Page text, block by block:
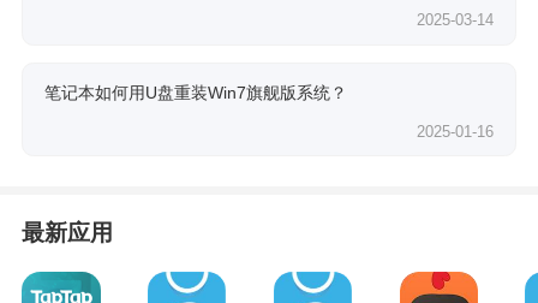
2025-03-14
笔记本如何用U盘重装Win7旗舰版系统？
2025-01-16
最新应用